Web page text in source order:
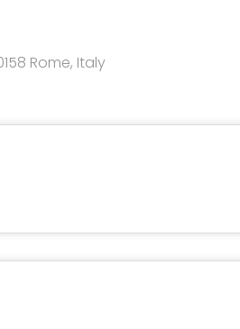
Rome, Italy